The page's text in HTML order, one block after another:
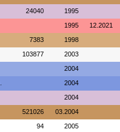
24040 1995
1995 12.2021
7383 1998
103877 2003
2004
2004
2004
521026 03.2004
94 2005